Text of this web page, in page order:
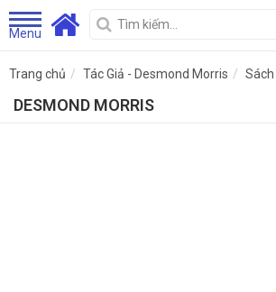
Menu
Trang chủ Tác Giả - Desmond Morris Sách
DESMOND MORRIS